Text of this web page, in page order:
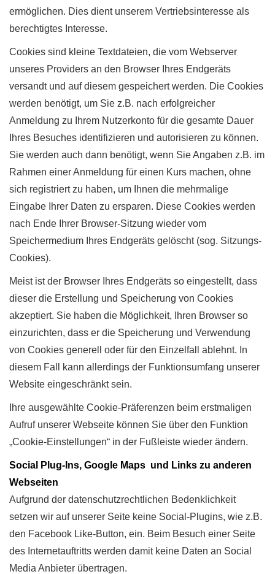
ermöglichen. Dies dient unserem Vertriebsinteresse als
berechtigtes Interesse.
Cookies sind kleine Textdateien, die vom Webserver
unseres Providers an den Browser Ihres Endgeräts
versandt und auf diesem gespeichert werden. Die Cookies
werden benötigt, um Sie z.B. nach erfolgreicher
Anmeldung zu Ihrem Nutzerkonto für die gesamte Dauer
Ihres Besuches identifizieren und autorisieren zu können.
Sie werden auch dann benötigt, wenn Sie Angaben z.B. im
Rahmen einer Anmeldung für einen Kurs machen, ohne
sich registriert zu haben, um Ihnen die mehrmalige
Eingabe Ihrer Daten zu ersparen. Diese Cookies werden
nach Ende Ihrer Browser-Sitzung wieder vom
Speichermedium Ihres Endgeräts gelöscht (sog. Sitzungs-
Cookies).
Meist ist der Browser Ihres Endgeräts so eingestellt, dass
dieser die Erstellung und Speicherung von Cookies
akzeptiert. Sie haben die Möglichkeit, Ihren Browser so
einzurichten, dass er die Speicherung und Verwendung
von Cookies generell oder für den Einzelfall ablehnt. In
diesem Fall kann allerdings der Funktionsumfang unserer
Website eingeschränkt sein.
Ihre ausgewählte Cookie-Präferenzen beim erstmaligen
Aufruf unserer Webseite können Sie über den Funktion
„Cookie-Einstellungen“ in der Fußleiste wieder ändern.
Social Plug-Ins, Google Maps und Links zu anderen
Webseiten
Aufgrund der datenschutzrechtlichen Bedenklichkeit
setzen wir auf unserer Seite keine Social-Plugins, wie z.B.
den Facebook Like-Button, ein. Beim Besuch einer Seite
des Internetauftritts werden damit keine Daten an Social
Media Anbieter übertragen.